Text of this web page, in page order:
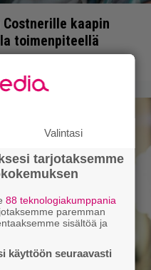
kaapin
toimenpiteellä
Valintasi
tarjotaksemme
88 teknologiakumppania
paremman
sisältöä ja
käyttöön seuraavasti